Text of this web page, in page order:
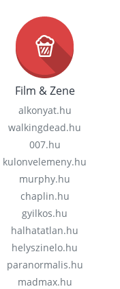
Film & Zene
alkonyat.hu
walkingdead.hu
007.hu
kulonvelemeny.hu
murphy.hu
chaplin.hu
gyilkos.hu
halhatatlan.hu
helyszinelo.hu
paranormalis.hu
madmax.hu